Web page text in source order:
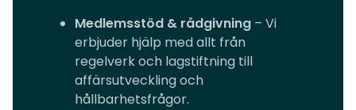
Medlemsstöd & rådgivning – Vi
erbjuder hjälp med allt från
regelverk och lagstiftning till
affärsutveckling och
hållbarhetsfrågor.